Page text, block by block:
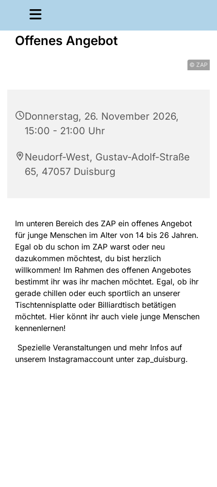
Offenes Angebot
© ZAP
Donnerstag, 26. November 2026,
15:00 - 21:00 Uhr
Neudorf-West, Gustav-Adolf-Straße
65, 47057 Duisburg
Im unteren Bereich des ZAP ein offenes Angebot
für junge Menschen im Alter von 14 bis 26 Jahren.
Egal ob du schon im ZAP warst oder neu
dazukommen möchtest, du bist herzlich
willkommen! Im Rahmen des offenen Angebotes
bestimmt ihr was ihr machen möchtet. Egal, ob ihr
gerade chillen oder euch sportlich an unserer
Tischtennisplatte oder Billiardtisch betätigen
möchtet. Hier könnt ihr auch viele junge Menschen
kennenlernen!
Spezielle Veranstaltungen und mehr Infos auf
unserem Instagramaccount unter zap_duisburg.